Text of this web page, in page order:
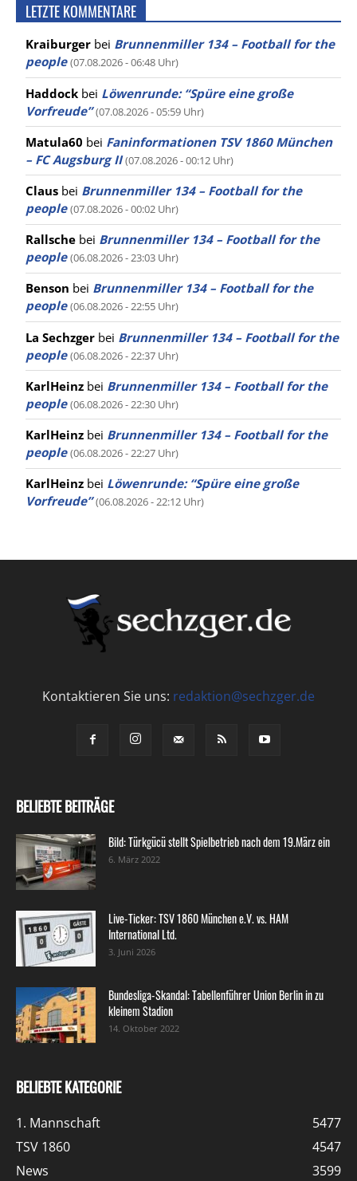
LETZTE KOMMENTARE
Kraiburger bei Brunnenmiller 134 – Football for the
people (07.08.2026 - 06:48 Uhr)
Haddock bei Löwenrunde: “Spüre eine große
Vorfreude” (07.08.2026 - 05:59 Uhr)
Matula60 bei Faninformationen TSV 1860 München
– FC Augsburg II (07.08.2026 - 00:12 Uhr)
Claus bei Brunnenmiller 134 – Football for the
people (07.08.2026 - 00:02 Uhr)
Rallsche bei Brunnenmiller 134 – Football for the
people (06.08.2026 - 23:03 Uhr)
Benson bei Brunnenmiller 134 – Football for the
people (06.08.2026 - 22:55 Uhr)
La Sechzger bei Brunnenmiller 134 – Football for the
people (06.08.2026 - 22:37 Uhr)
KarlHeinz bei Brunnenmiller 134 – Football for the
people (06.08.2026 - 22:30 Uhr)
KarlHeinz bei Brunnenmiller 134 – Football for the
people (06.08.2026 - 22:27 Uhr)
KarlHeinz bei Löwenrunde: “Spüre eine große
Vorfreude” (06.08.2026 - 22:12 Uhr)
Kontaktieren Sie uns: redaktion@sechzger.de
BELIEBTE BEITRÄGE
Bild: Türkgücü stellt Spielbetrieb nach dem 19.März ein
6. März 2022
Live-Ticker: TSV 1860 München e.V. vs. HAM
International Ltd.
3. Juni 2026
Bundesliga-Skandal: Tabellenführer Union Berlin in zu
kleinem Stadion
14. Oktober 2022
BELIEBTE KATEGORIE
1. Mannschaft
5477
TSV 1860
4547
News
3599